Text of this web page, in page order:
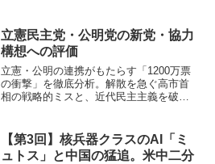
のハイテクに依存した政治システムの脆
弱性を痛烈に露呈...
立憲民主党・公明党の新党・協力
構想への評価
立憲・公明の連携がもたらす「1200万票
の衝撃」を徹底分析。解散を急ぐ高市首
相の戦略的ミスと、近代民主主義を破壊
ィの欠如を暴く、2026年政局の核心に迫
るレポート。
【第3回】核兵器クラスのAI「ミ
ュトス」と中国の猛追。米中二分